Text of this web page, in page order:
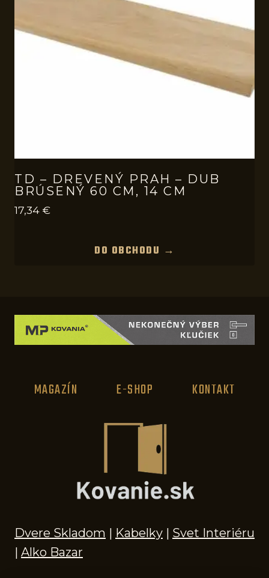
TD – DREVENÝ PRAH – DUB
BRÚSENÝ 60 CM, 14 CM
17,34 €
DO OBCHODU →
MAGAZÍN E-SHOP KONTAKT
Dvere Skladom | Kabelky | Svet Interiéru
| Alko Bazar